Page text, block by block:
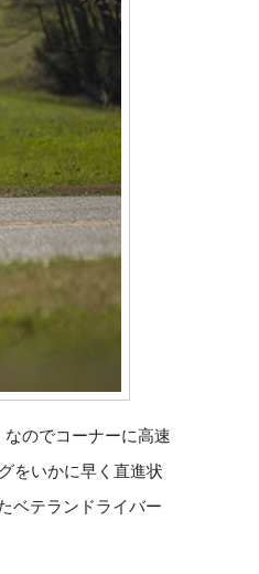
のでコーナーに高速
をいかに早く直進状
ベテランドライバー